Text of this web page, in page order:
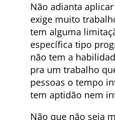
Não adianta
exige muito
tem alguma
específica tipo
não tem a
pra um trabalho
pessoas o tempo
tem aptidão nem
Não que não seja